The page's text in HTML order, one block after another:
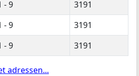
- 9
3191
- 9
3191
- 9 3191
adressen...